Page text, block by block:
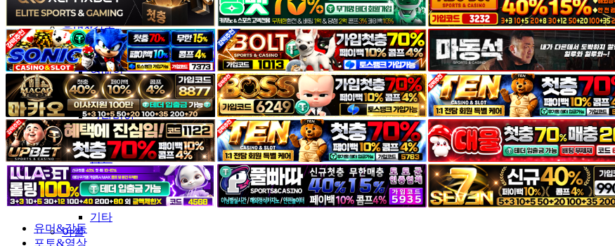
유머&감동
포토&영상
일반인
연예인
서양
모델
그라비아
코스프레
BJ
품번
후방주의
움짤
스포츠
기타
야썰
유머&감동
포토&영상